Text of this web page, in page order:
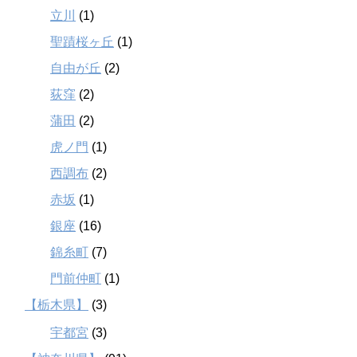
立川
(1)
聖蹟桜ヶ丘 (1)
自由が丘 (2)
荻窪 (2)
蒲田 (2)
虎ノ門 (1)
西調布 (2)
赤坂 (1)
銀座 (16)
錦糸町 (7)
門前仲町 (1)
【栃木県】
(3)
宇都宮 (3)